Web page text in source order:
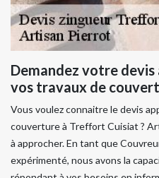
Demandez votre
vos travaux de
Vous voulez connaitre le devis
couverture à Treffort Cuisiat ?
à approcher. En tant que
expérimenté, nous avons la